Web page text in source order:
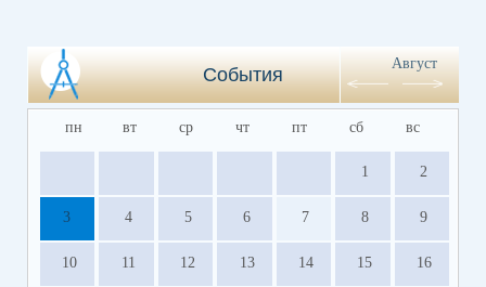
События
Август
пн вт ср чт пт сб вс
1 2
3 4 5 6 7 8 9
10 11 12 13 14 15 16